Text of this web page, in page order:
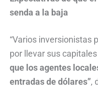
senda a la baja
“Varios inversionistas
por llevar sus capitales
que los agentes
entradas de dólares”,